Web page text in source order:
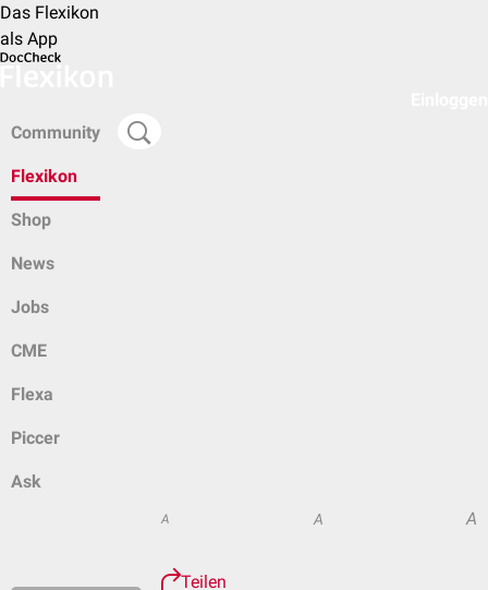
Das Flexikon
als App
Community
Flexikon
Shop
News
Jobs
CME
Flexa
Piccer
Ask
A A A
Teilen